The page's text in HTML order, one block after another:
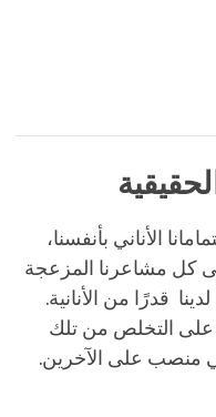
الأناني بأنفسنا،
كل مشاعرنا المزعجة
قدرًا من الأنانية.
على التخلص من تلك
منصب على الآخرين.